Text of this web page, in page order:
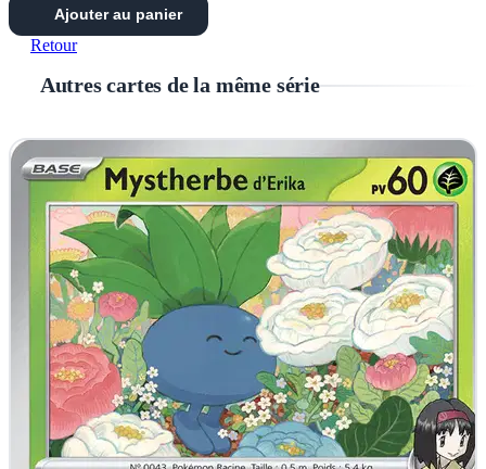
Ajouter au panier
Retour
Autres cartes de la même série